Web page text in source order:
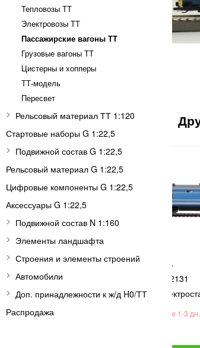
Тепловозы ТТ
Электровозы ТТ
Пассажирские вагоны TT
Грузовые вагоны ТТ
Цистерны и хопперы
ТТ-модель
Пересвет
Рельсовый материал ТТ 1:120
Стартовые наборы G 1:22,5
Подвижной состав G 1:22,5
Рельсовый материал G 1:22,5
Цифровые компоненты G 1:22,5
Аксессуары G 1:22,5
Подвижной состав N 1:160
Элементы ландшафта
Строения и элементы строений
Автомобили
Доп. принадлежности к ж/д H0/ТТ
Распродажа
Экспресс СЖД 5
ТТ-модель
2131
Вагон-